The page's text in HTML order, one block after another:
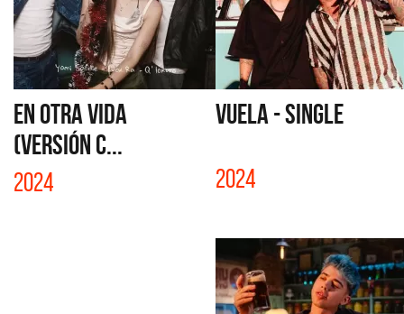
EN OTRA VIDA
(VERSIÓN C...
2024
VUELA - SINGLE
2024